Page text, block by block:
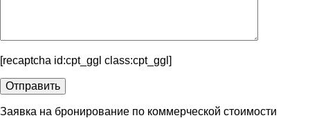
[recaptcha id:cpt_ggl class:cpt_ggl]
Заявка на бронирование по коммерческой стоимости